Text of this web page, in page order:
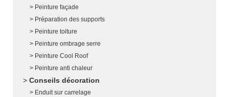
Peinture façade
Préparation des supports
Peinture toiture
Peinture ombrage serre
Peinture Cool Roof
Peinture anti chaleur
Conseils décoration
Enduit sur carrelage